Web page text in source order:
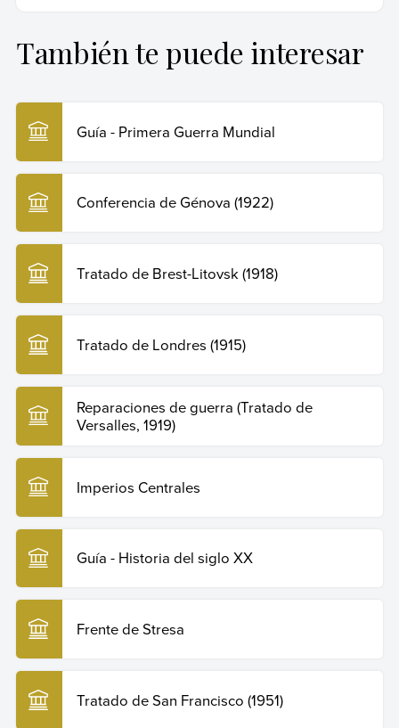
Gayubas, Augusto (12 de noviembre de 2024).Tratado
Recuperado el 29 de julio de 2026 de
https://humanidades.com/tratado-de-rapallo-1922/
Copiar cita
También te puede interesar
Guía - Primera Guerra Mundial
Conferencia de Génova (1922)
Tratado de Brest-Litovsk (1918)
Tratado de Londres (1915)
Reparaciones de guerra (Tratado de
Versalles, 1919)
Imperios Centrales
Guía - Historia del siglo XX
Frente de Stresa
Tratado de San Francisco (1951)